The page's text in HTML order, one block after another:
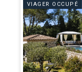
VIAGER OCCUPÉ